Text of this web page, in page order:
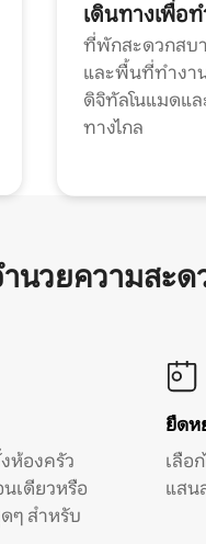
เดินทางเพื่อ
ที่พักสะดวกสบ
และพื้นที่ทำงา
ดิจิทัลโนแมดแ
ทางไกล
นวยความสะด
ห้องครัว
เดียวหรือ
ๆ สำหรับ
ยืดห
เลือ
แสน